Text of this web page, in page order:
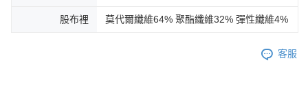
股布裡 莫代爾纖維64% 聚酯纖維32% 彈性纖維4%
客服